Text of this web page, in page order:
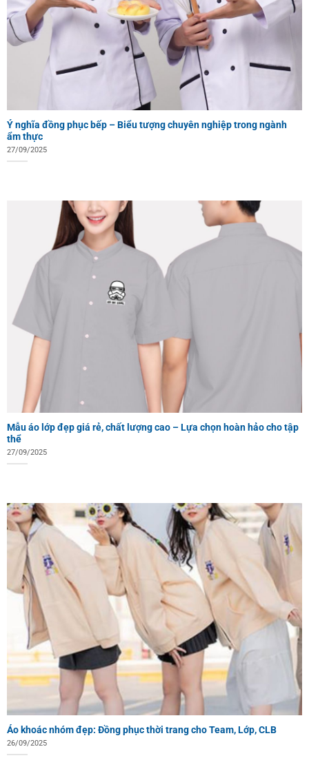
Ý nghĩa đồng phục bếp – Biểu tượng chuyên nghiệp trong ngành
ẩm thực
27/09/2025
Mẫu áo lớp đẹp giá rẻ, chất lượng cao – Lựa chọn hoàn hảo cho tập
thể
27/09/2025
Áo khoác nhóm đẹp: Đồng phục thời trang cho Team, Lớp, CLB
26/09/2025